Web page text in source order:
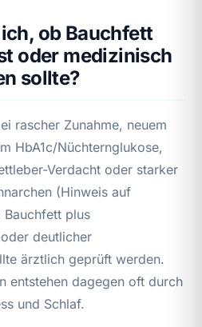
ob Bauchfett
oder medizinisch
sollte?
rascher Zunahme, neuem
HbA1c/Nüchternglukose,
Verdacht oder starker
(Hinweis auf
Bauchfett plus
deutlicher
ärztlich geprüft werden.
entstehen dagegen oft durch
und Schlaf.